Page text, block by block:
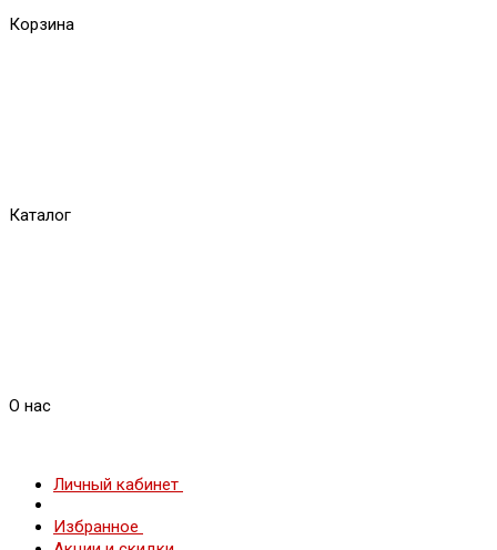
Корзина
Каталог
О нас
Личный кабинет
Избранное